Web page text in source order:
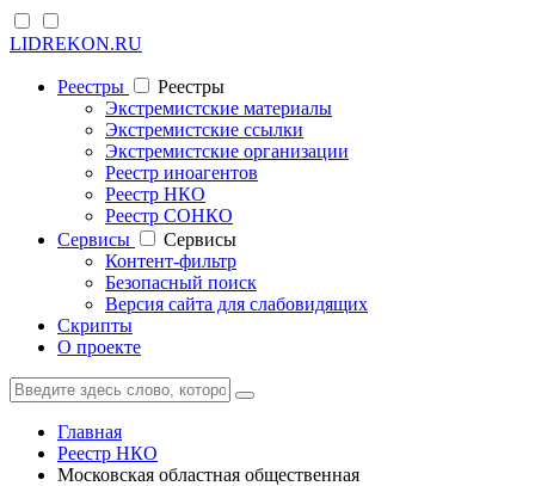
LIDREKON.RU
Реестры
Реестры
Экстремистские материалы
Экстремистские ссылки
Экстремистские организации
Реестр иноагентов
Реестр НКО
Реестр СОНКО
Cервисы
Cервисы
Контент-фильтр
Безопасный поиск
Версия сайта для слабовидящих
Скрипты
О проекте
Главная
Реестр НКО
Московская областная общественная